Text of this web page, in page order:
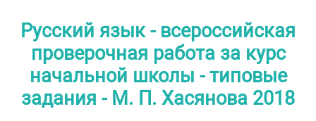
Русский язык - всероссийская
проверочная работа за курс
начальной школы - типовые
задания - М. П. Хасянова 2018